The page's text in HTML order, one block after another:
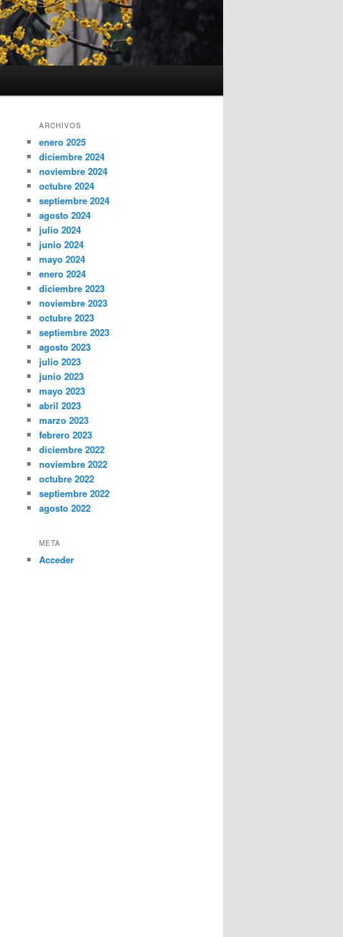
ARCHIVOS
enero 2025
diciembre 2024
noviembre 2024
octubre 2024
septiembre 2024
agosto 2024
julio 2024
junio 2024
mayo 2024
enero 2024
diciembre 2023
noviembre 2023
octubre 2023
septiembre 2023
agosto 2023
julio 2023
junio 2023
mayo 2023
abril 2023
marzo 2023
febrero 2023
diciembre 2022
noviembre 2022
octubre 2022
septiembre 2022
agosto 2022
META
Acceder